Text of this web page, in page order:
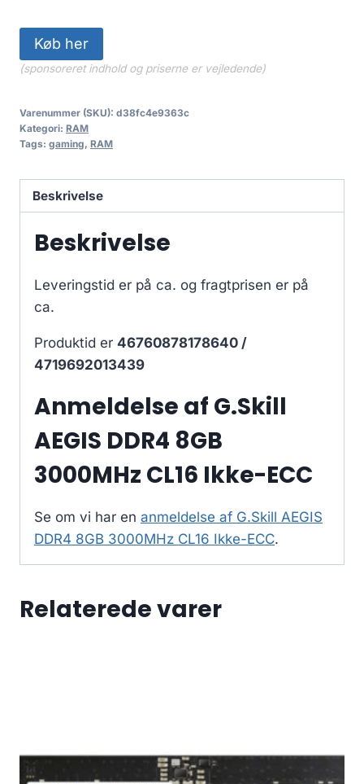
Køb her
(sponsoreret indhold og priserne er vejledende)
Varenummer (SKU): d38fc4e9363c
Kategori: RAM
Tags: gaming, RAM
Beskrivelse
Beskrivelse
Leveringstid er på ca. og fragtprisen er på
ca.
Produktid er 46760878178640 /
4719692013439
Anmeldelse af G.Skill
AEGIS DDR4 8GB
3000MHz CL16 Ikke-ECC
Se om vi har en anmeldelse af G.Skill AEGIS
DDR4 8GB 3000MHz CL16 Ikke-ECC.
Relaterede varer